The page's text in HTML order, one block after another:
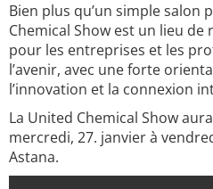
Bien plus qu’un simple salon
Chemical Show est un lieu
pour les entreprises et les
l’avenir, avec une forte
l’innovation et la connexion
La United Chemical Show
mercredi, 27. janvier à
Astana.